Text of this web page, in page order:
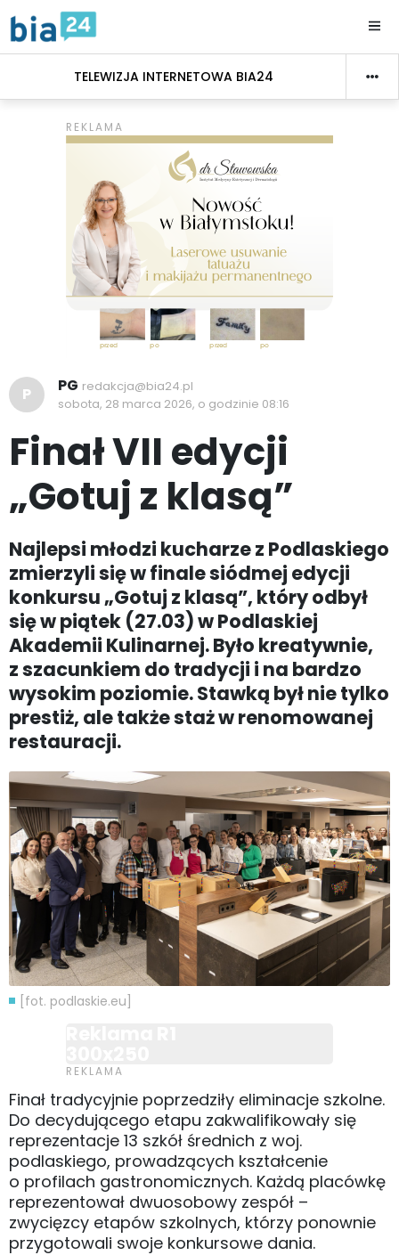
TELEWIZJA INTERNETOWA BIA24
P PG redakcja@bia24.pl
sobota, 28 marca 2026, o godzinie 08:16
Finał VII edycji
„Gotuj z klasą”
Najlepsi młodzi kucharze z Podlaskiego
zmierzyli się w finale siódmej edycji
konkursu „Gotuj z klasą”, który odbył
się w piątek (27.03) w Podlaskiej
Akademii Kulinarnej. Było kreatywnie,
z szacunkiem do tradycji i na bardzo
wysokim poziomie. Stawką był nie tylko
prestiż, ale także staż w renomowanej
restauracji.
[fot. podlaskie.eu]
Finał tradycyjnie poprzedziły eliminacje szkolne.
Do decydującego etapu zakwalifikowały się
reprezentacje 13 szkół średnich z woj.
podlaskiego, prowadzących kształcenie
o profilach gastronomicznych. Każdą placówkę
reprezentował dwuosobowy zespół –
zwycięzcy etapów szkolnych, którzy ponownie
przygotowali swoje konkursowe dania.